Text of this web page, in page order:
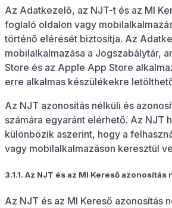
Az Adatkezelő, az NJT-t és az MI
foglaló oldalon vagy
történő elérését biztosítja. Az
mobilalkalmazása a Jogszabálytár,
Store és az Apple App Store
erre alkalmas készülékekre
Az NJT azonosítás nélküli és
számára egyaránt elérhető. Az NJT
különbözik aszerint, hogy a
vagy mobilalkalmazáson keresztül
3.1.1. Az NJT és az MI Kereső
Az NJT és az MI Kereső azonosítás